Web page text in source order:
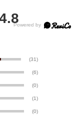
(31)
(6)
(0)
(1)
(0)